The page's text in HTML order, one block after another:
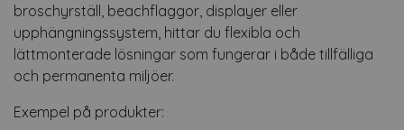
broschyrställ, beachflaggor, displayer eller
upphängningssystem, hittar du flexibla och
lättmonterade lösningar som fungerar i både tillfälliga
och permanenta miljöer.
Exempel på produkter: